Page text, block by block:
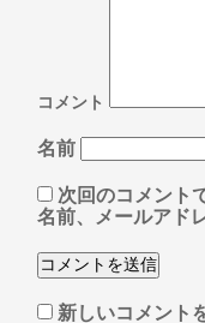
コメント
名前
次回のコメント
名前、メールアド
新しいコメント